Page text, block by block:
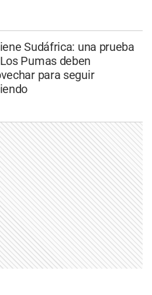
Sudáfrica: una prueba
Pumas deben
para seguir